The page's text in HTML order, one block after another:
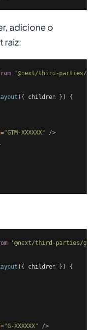
adicione o
raiz:
'@next/third-parties/
( { children } )
{
="GTM-XXXXXX" />
'@next/third-parties/
( { children } )
{
="G-XXXXXX" />